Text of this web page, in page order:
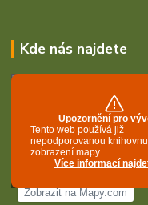
Kde nás najdete